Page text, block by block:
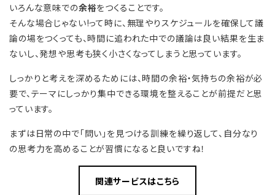
いろんな意味での余裕をつくることです。
そんな場合じゃない!って時に、無理やりスケジュールを確保して議
論の場をつくっても、時間に追われた中での議論は良い結果を生ま
ないし、発想や思考も狭く小さくなってしまうと思っています。
しっかりと考えを深めるためには、時間の余裕・気持ちの余裕が必
要で、テーマにしっかり集中できる環境を整えることが前提だと思
っています。
まずは日常の中で「問い」を見つける訓練を繰り返して、自分なり
の思考力を高めることが習慣になると良いですね！
関連サービスはこちら